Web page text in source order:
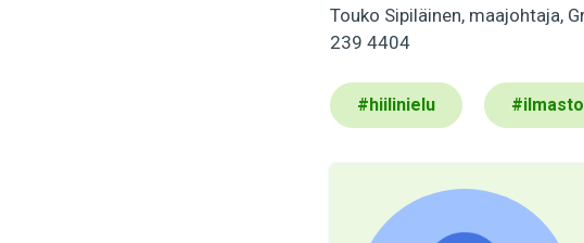
Touko Sipiläinen, maajohtaja,
239 4404
#hiilinielu #